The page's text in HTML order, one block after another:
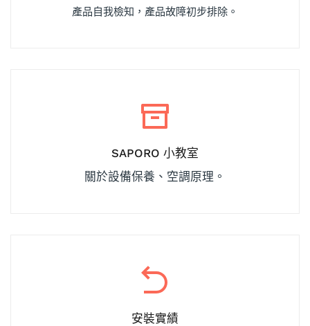
產品自我檢知，產品故障初步排除。
SAPORO 小教室
關於設備保養、空調原理。
安裝實績